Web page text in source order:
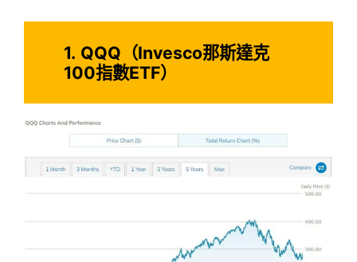
1. QQQ（Invesco那斯達克
100指數ETF）